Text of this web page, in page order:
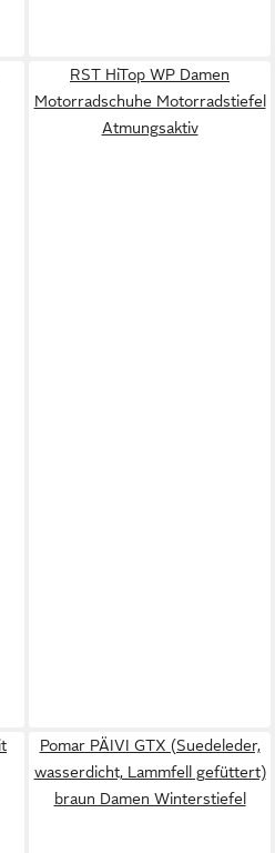
RST HiTop WP Damen
Motorradschuhe Motorradstiefel
Atmungsaktiv
Pomar PÄIVI GTX (Suedeleder,
wasserdicht, Lammfell gefüttert)
braun Damen Winterstiefel